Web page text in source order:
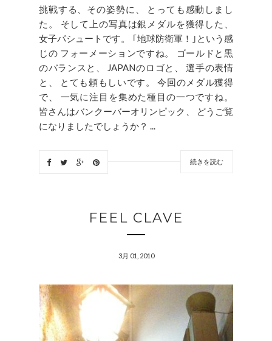
挑戦する、その姿勢に、 とっても感動しまし
た。 そして上の写真は銀メダルを獲得した、
女子パシュートです。 ｢地球防衛軍！｣という感
じの フォーメーションですね。 ゴールドと黒
のバランスと、 JAPANのロゴと、 選手の表情
と、 とても頼もしいです。 今回のメダル獲得
で、 一気に注目を集めた種目の一つですね。
皆さんはバンクーバーオリンピック、 どうご覧
になりましたでしょうか？ ...
続きを読む
FEEL CLAVE
3月 01, 2010